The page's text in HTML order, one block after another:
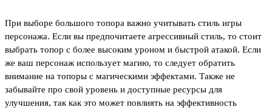
При выборе большого топора важно учитывать стиль игры
персонажа. Если вы предпочитаете агрессивный стиль, то стоит
выбрать топор с более высоким уроном и быстрой атакой. Если
же ваш персонаж использует магию, то следует обратить
внимание на топоры с магическими эффектами. Также не
забывайте про свой уровень и доступные ресурсы для
улучшения, так как это может повлиять на эффективность